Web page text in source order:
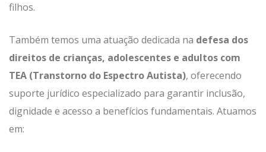
filhos.
Também temos uma atuação dedicada na defesa dos
direitos de crianças, adolescentes e adultos com
TEA (Transtorno do Espectro Autista), oferecendo
suporte jurídico especializado para garantir inclusão,
dignidade e acesso a benefícios fundamentais. Atuamos
em: